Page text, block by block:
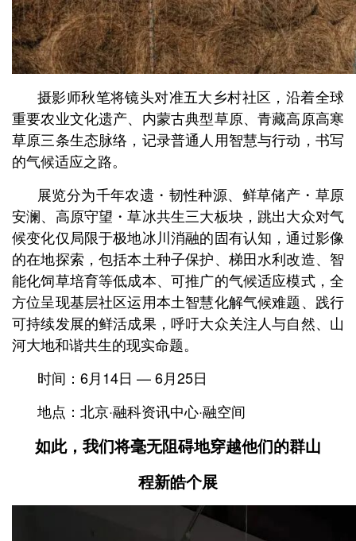
摄影师秋笔将镜头对准五大乡村社区，沿着全球
重要农业文化遗产、内蒙古典型草原、青藏高原高寒
草原三条生态脉络，记录普通人用智慧与行动，书写
的气候适应之路。
展览分为千年农遗・韧性种源、鲜草储产・草原
安澜、高原守望・草冰共生三大板块，跳出大众对气
候变化仅局限于极地冰川消融的固有认知，通过影像
的在地探索，包括本土种子保护、梯田水利改造、智
能化饲草培育等低成本、可推广的气候适应模式，全
方位呈现基层社区运用本土智慧化解气候难题、践行
可持续发展的鲜活成果，呼吁大众关注人与自然、山
河大地和谐共生的现实命题。
时间：6月14日 — 6月25日
地点：北京·融科资讯中心·融空间
如此，我们将毫无阻碍地穿越他们的群山
程新皓个展